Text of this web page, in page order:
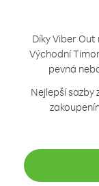
Díky Viber
Východní
pevná
Nejlepší sazby